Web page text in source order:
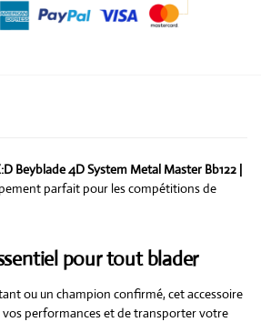
Beyblade 4D System Metal Master Bb122 |
parfait pour les compétitions de
pour tout blader
ou un champion confirmé, cet accessoire
performances et de transporter votre